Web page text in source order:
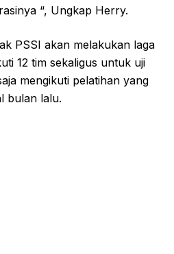
“, Ungkap Herry.
PSSI akan melakukan laga
12 tim sekaligus untuk uji
mengikuti pelatihan yang
bulan lalu.